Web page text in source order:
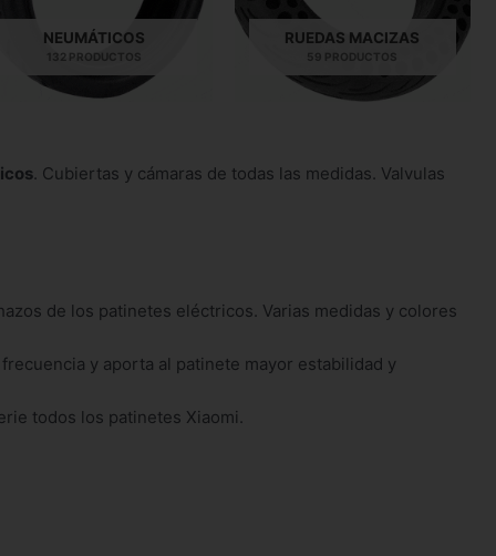
NEUMÁTICOS
132 PRODUCTOS
RUEDAS MACIZAS
59 PRODUCTOS
. Cubiertas y cámaras de todas las medidas. Valvulas
de los patinetes eléctricos. Varias medidas y colores
y aporta al patinete mayor estabilidad y
todos los patinetes Xiaomi.